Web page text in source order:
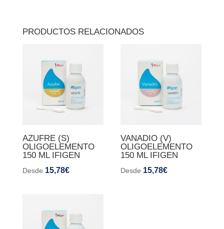
PRODUCTOS RELACIONADOS
AZUFRE (S)
OLIGOELEMENTO
150 ML IFIGEN
Desde 15,78€
VANADIO (V)
OLIGOELEMENTO
150 ML IFIGEN
Desde 15,78€